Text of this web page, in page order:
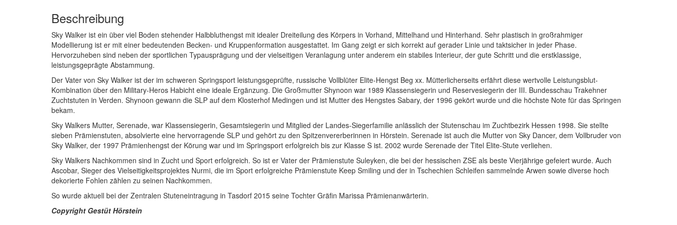
Beschreibung
Sky Walker ist ein über viel Boden stehender Halbbluthengst mit idealer Dreiteilung des Körpers in Vorhand, Mittelhand und Hinterhand. Sehr plastisch in großrahmiger
Modellierung ist er mit einer bedeutenden Becken- und Kruppenformation ausgestattet. Im Gang zeigt er sich korrekt auf gerader Linie und taktsicher in jeder Phase.
Hervorzuheben sind neben der sportlichen Typausprägung und der vielseitigen Veranlagung unter anderem ein stabiles Interieur, der gute Schritt und die erstklassige,
leistungsgeprägte Abstammung.
Der Vater von Sky Walker ist der im schweren Springsport leistungsgeprüfte, russische Vollblüter Elite-Hengst Beg xx. Mütterlicherseits erfährt diese wertvolle Leistungsblut-
Kombination über den Military-Heros Habicht eine ideale Ergänzung. Die Großmutter Shynoon war 1989 Klassensiegerin und Reservesiegerin der III. Bundesschau Trakehner
Zuchtstuten in Verden. Shynoon gewann die SLP auf dem Klosterhof Medingen und ist Mutter des Hengstes Sabary, der 1996 gekört wurde und die höchste Note für das Springen
bekam.
Sky Walkers Mutter, Serenade, war Klassensiegerin, Gesamtsiegerin und Mitglied der Landes-Siegerfamilie anlässlich der Stutenschau im Zuchtbezirk Hessen 1998. Sie stellte
sieben Prämienstuten, absolvierte eine hervorragende SLP und gehört zu den Spitzenvererberinnen in Hörstein. Serenade ist auch die Mutter von Sky Dancer, dem Vollbruder von
Sky Walker, der 1997 Prämienhengst der Körung war und im Springsport erfolgreich bis zur Klasse S ist. 2002 wurde Serenade der Titel Elite-Stute verliehen.
Sky Walkers Nachkommen sind in Zucht und Sport erfolgreich. So ist er Vater der Prämienstute Suleyken, die bei der hessischen ZSE als beste Vierjährige gefeiert wurde. Auch
Ascobar, Sieger des Vielseitigkeitsprojektes Nurmi, die im Sport erfolgreiche Prämienstute Keep Smiling und der in Tschechien Schleifen sammelnde Arwen sowie diverse hoch
dekorierte Fohlen zählen zu seinen Nachkommen.
So wurde aktuell bei der Zentralen Stuteneintragung in Tasdorf 2015 seine Tochter Gräfin Marissa Prämienanwärterin.
Copyright Gestüt Hörstein